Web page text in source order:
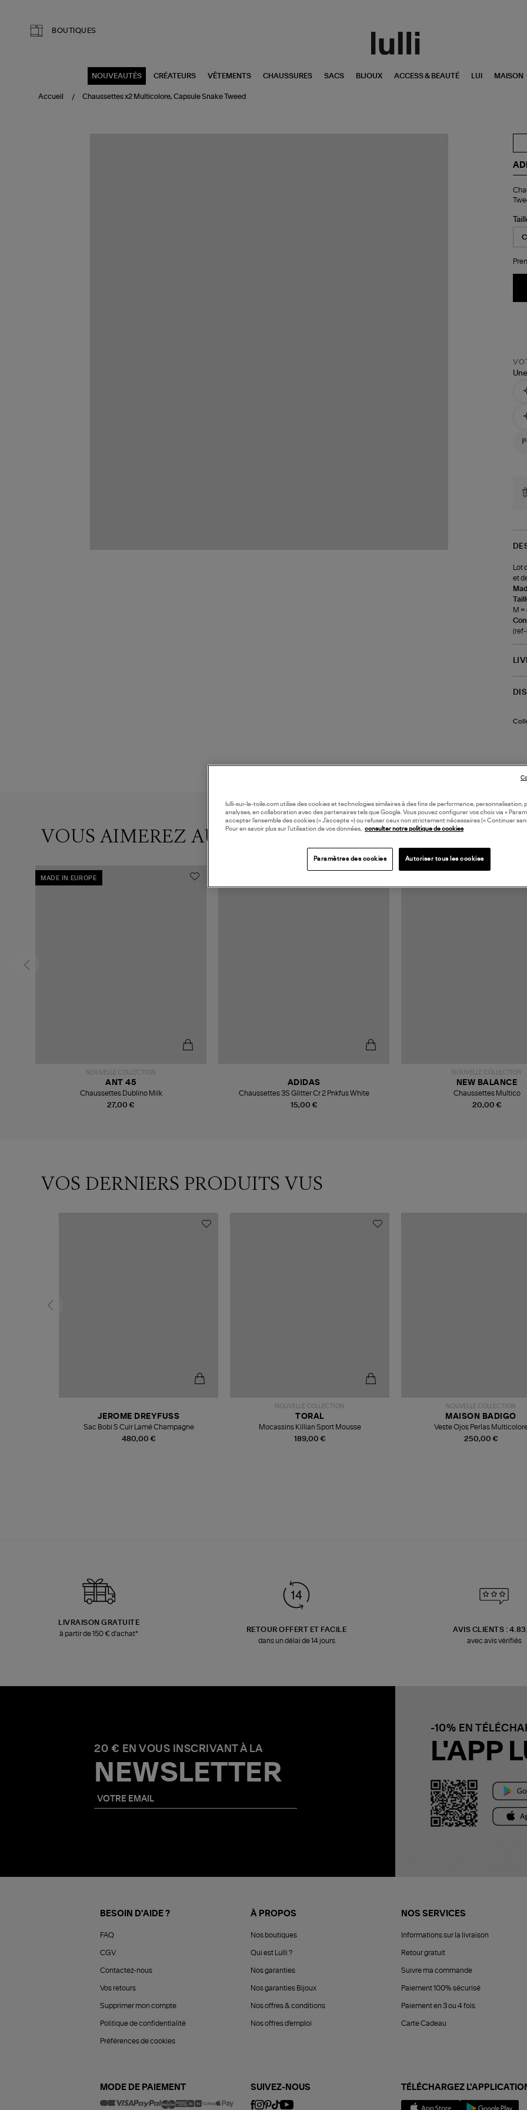
BOUTIQUES
NOUVEAUTÉS CRÉATEURS VÊTEMENTS CHAUSSURES SACS BIJOUX ACCESS & BEAUTÉ LUI MAISON
Accueil Chaussettes x2 Multicolore, Capsule Snake Tweed
x2
Lot
et
M
VOUS AIMEREZ AUSSI
MADE IN EUROPE
NOUVELLE COLLECTION
27,00 €
ANT 45
Chaussettes Dublino Milk
15,00 €
ADIDAS
Chaussettes 3S Glitter Cr 2 Pnkfus White
NOUVELLE COLLECTION
20,00 €
NEW BALANCE
Chaussettes Multico
VOS DERNIERS PRODUITS VUS
480,00 €
JEROME DREYFUSS
Sac Bobi S Cuir Lamé Champagne
NOUVELLE COLLECTION
189,00 €
TORAL
Mocassins Killian Sport Mousse
NOUVELLE COLLECTION
250,00 €
MAISON BADIGO
Veste Ojos Perlas
LIVRAISON GRATUITE
à partir de 150 € d'achat*
RETOUR OFFERT ET FACILE
dans un délai de 14 jours
AVIS CLIENTS :
avec avis vérifiés
20 € EN VOUS INSCRIVANT À LA
NEWSLETTER
-10% EN
L'APP
BESOIN D'AIDE ?
FAQ
CGV
Contactez-nous
Vos retours
Supprimer mon compte
Politique de confidentialité
Préférences de cookies
À PROPOS
Nos boutiques
Qui est Lulli ?
Nos garanties
Nos garanties Bijoux
Nos offres & conditions
Nos offres d'emploi
NOS SERVICES
Informations sur la livraison
Retour gratuit
Suivre ma commande
Paiement 100% sécurisé
Paiement en 3 ou 4 fois
Carte Cadeau
MODE DE PAIEMENT SUIVEZ-NOUS TÉLÉCHARGEZ
lulli-sur-la-toile.com utilise des cookies et technologies similaires à des fins de performance, personnalisation,
analyses, en collaboration avec des partenaires tels que Google. Vous pouvez configurer vos choix via «
accepter l’ensemble des cookies (« J’accepte ») ou refuser ceux non strictement nécessaires (« Continuer
Pour en savoir plus sur l’utilisation de vos données, consulter notre politique de cookies
Paramètres des cookies Autoriser tous les cookies